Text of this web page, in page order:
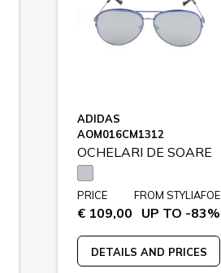
ADIDAS
AOM016CM1312
OCHELARI DE SOARE
PRICE
€ 109,00
FROM STYLIAFOE
UP TO -83%
DETAILS AND PRICES